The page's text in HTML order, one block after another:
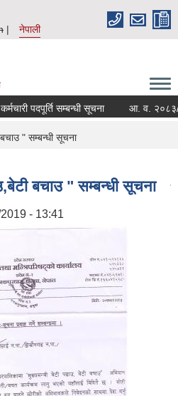
नेपाली
पदपूर्ति सम्बन्धी सूचना आ. व. २०८३/८४
" सम्बन्धी सूचना
बचाउ " सम्बन्धी सूचना
- 13:41